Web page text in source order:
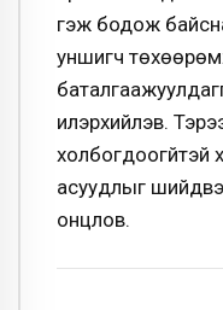
гэж бодож
уншигч
илэрхийлэв.
асуудлыг
онцлов.